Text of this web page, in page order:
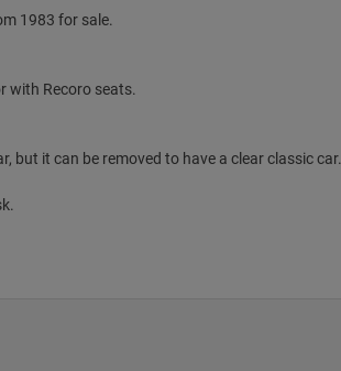
1983 for sale.
with Recoro seats.
but it can be removed to have a clear classic car.